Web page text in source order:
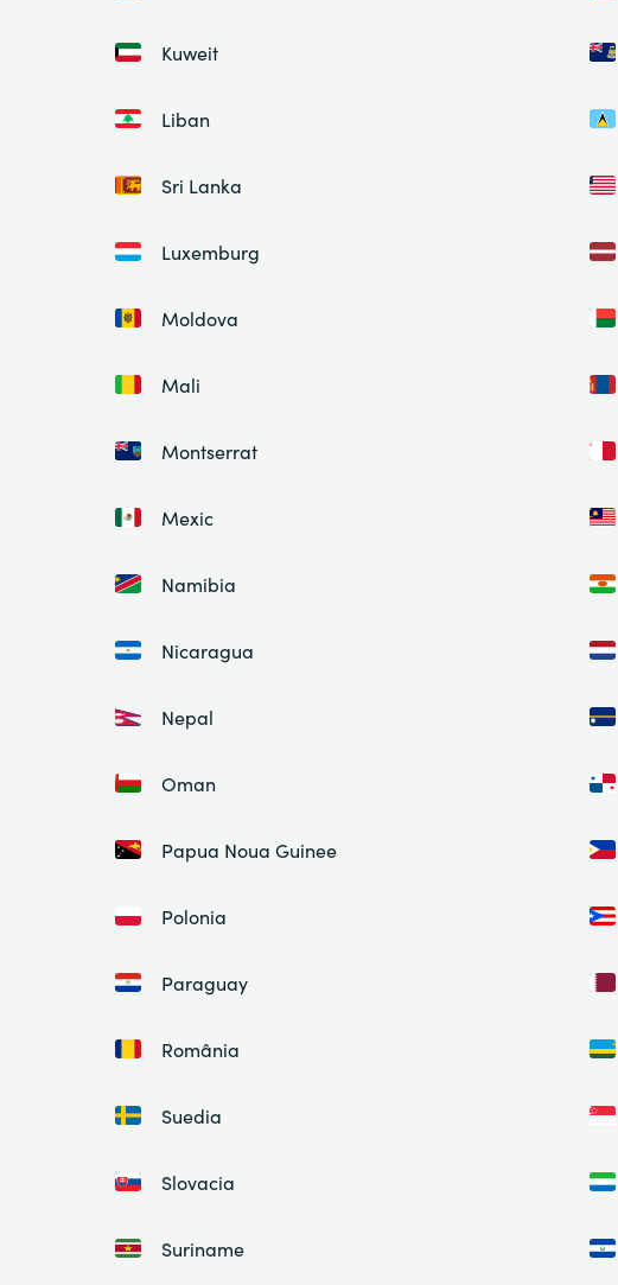
Kuweit
Liban
Sri Lanka
Luxemburg
Moldova
Mali
Montserrat
Mexic
Namibia
Nicaragua
Nepal
Oman
Papua Noua Guinee
Polonia
Paraguay
România
Suedia
Slovacia
Suriname